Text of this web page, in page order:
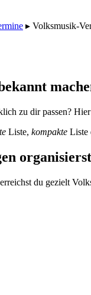
▸ Volksmusik-
zu dir passen?
Liste, kompakte Liste
du gezielt